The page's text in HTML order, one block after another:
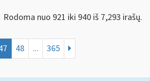
Rodoma nuo 921 iki 940 iš 7,293 irašų.
48 ... 365